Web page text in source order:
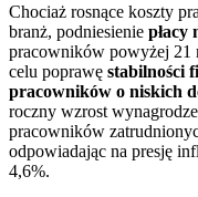
Chociaż rosnące koszty
branż, podniesienie płacy
pracowników powyżej 21
celu poprawę stabilności
pracowników o niskich
roczny wzrost
pracowników
odpowiadając na presję
4,6%.